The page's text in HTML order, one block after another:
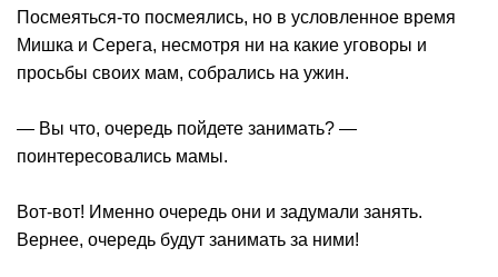
Посмеяться-то посмеялись, но в условленное время
Мишка и Серега, несмотря ни на какие уговоры и
просьбы своих мам, собрались на ужин.
— Вы что, очередь пойдете занимать? —
поинтересовались мамы.
Вот-вот! Именно очередь они и задумали занять.
Вернее, очередь будут занимать за ними!